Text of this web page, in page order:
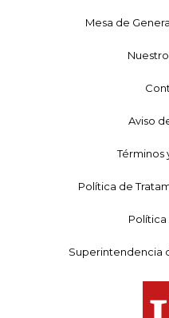
Mesa de
Aviso
Términos
Política de
Superintendencia